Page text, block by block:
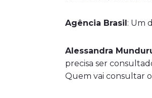
Agência Brasil: Um
Alessandra
precisa ser
Quem vai consultar